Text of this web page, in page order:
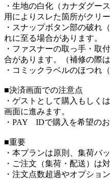
・生地の白化（カナダグー
用によりスレた箇所がクリ
・スナップボタン部の破れ
れに至る場合があります。
・ファスナーの取っ手・取
合があります。（補修の際
・コミックラベルのほつれ
■決済画面での注意点
・ゲストとして購入もし
画面に進みます。
・PAY IDで購入を希望の
■重要
・本プランは原則、集荷バ
・ご注文（集荷・配送）は
・注文点数超過やオプショ